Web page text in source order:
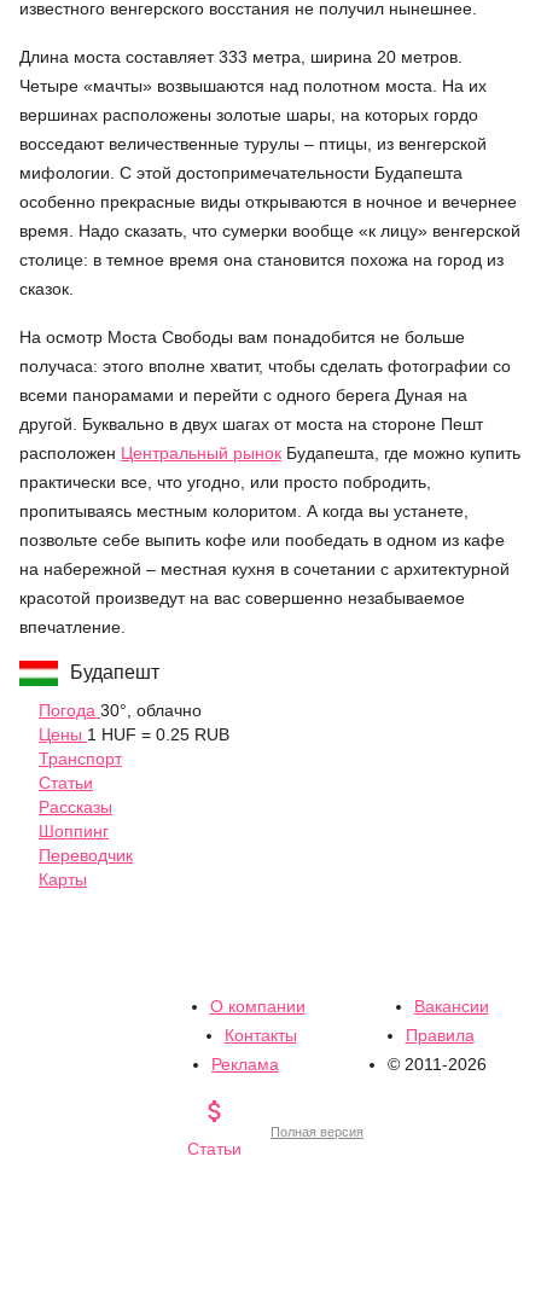
известного венгерского восстания не получил нынешнее.
Длина моста составляет 333 метра, ширина 20 метров.
Четыре «мачты» возвышаются над полотном моста. На их
вершинах расположены золотые шары, на которых гордо
восседают величественные турулы – птицы, из венгерской
мифологии. С этой достопримечательности Будапешта
особенно прекрасные виды открываются в ночное и вечернее
время. Надо сказать, что сумерки вообще «к лицу» венгерской
столице: в темное время она становится похожа на город из
сказок.
На осмотр Моста Свободы вам понадобится не больше
получаса: этого вполне хватит, чтобы сделать фотографии со
всеми панорамами и перейти с одного берега Дуная на
другой. Буквально в двух шагах от моста на стороне Пешт
расположен Центральный рынок Будапешта, где можно купить
практически все, что угодно, или просто побродить,
пропитываясь местным колоритом. А когда вы устанете,
позвольте себе выпить кофе или пообедать в одном из кафе
на набережной – местная кухня в сочетании с архитектурной
красотой произведут на вас совершенно незабываемое
впечатление.
Будапешт
Погода 30°, облачно
Цены 1 HUF = 0.25 RUB
Транспорт
Статьи
Рассказы
Шоппинг
Переводчик
Карты
О компании
Вакансии
Контакты
Правила
Реклама
© 2011-2026

Статьи
Полная версия